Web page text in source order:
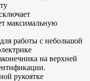
максимальную
работы с небольшой
на верхней
рукоятке